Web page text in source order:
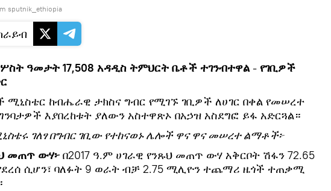
sputnik_ethiopia
ዓመታት 17,508 አዳዲስ ትምህርት ቤቶች ተገንብተዋል- የገቢዎች
ሚኒስቴር ከብሔራዊ ታክስና ግብር የሚገኙ ገቢዎች ለሀገር በቀል የመሠረተ
እያበረከቱት ያለውን አስተዋጽኦ በአኃዝ አስደግፎ ይፋ አድርጓል።
ገለፃ በግብር ገቢው የተከናወኑ ሌሎች ዋና ዋና መሠረተ ልማቶች፦
መጠጥ ውሃ፦ በ2017 ዓ.ም ሀገራዊ የንጹህ መጠጥ ውሃ አቅርቦት ሽፋን 72.65
ሲሆን፣ ባለፉት 9 ወራት ብቻ 2.75 ሚሊዮን ተጨማሪ ዜጎች ተጠቃሚ